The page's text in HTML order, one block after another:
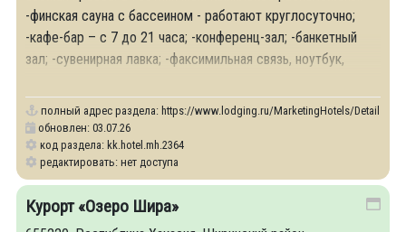
-финская сауна с бассеином - работают круглосуточно;
-кафе-бар – с 7 до 21 часа; -конференц-зал; -банкетный
зал; -сувенирная лавка; -факсимильная связь, ноутбук,
полный адрес раздела: https://www.lodging.ru/MarketingHotels/Details/
обновлен: 03.07.26
код раздела: kk.hotel.mh.2364
редактировать: нет доступа
Курорт «Озеро Шира»